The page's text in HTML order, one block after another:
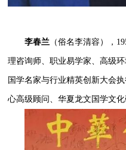
李春兰 （俗名李清容），
理咨询师、职业易学家、高级
国学名家与行业精英创新大会
心高级顾问、华夏龙文国学文